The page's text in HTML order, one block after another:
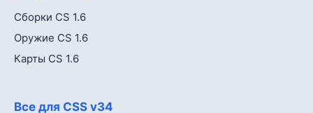
Сборки CS 1.6
Оружие CS 1.6
Карты CS 1.6
Все для CSS v34